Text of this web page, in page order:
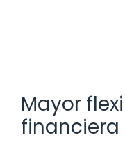
Mayor
financiera